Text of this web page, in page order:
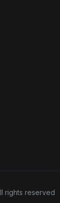
rights reserved